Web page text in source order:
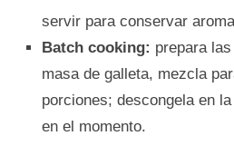
servir para conservar
Batch cooking: prepara
masa de galleta, mezcla
porciones; descongela en
en el momento.